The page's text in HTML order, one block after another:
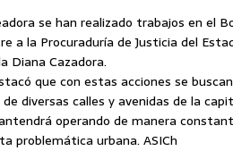
se han realizado trabajos en el
a la Procuraduría de Justicia del
Diana Cazadora.
que con estas acciones se
diversas calles y avenidas de la
operando de manera
problemática urbana. ASICh